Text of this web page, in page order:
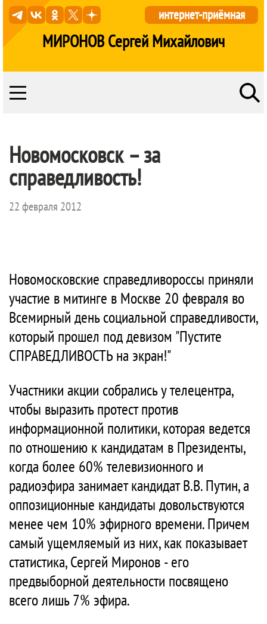
МИРОНОВ Сергей Михайлович
интернет-приёмная
Новомосковск – за
справедливость!
22 февраля 2012
Новомосковские справедливороссы приняли
участие в митинге в Москве 20 февраля во
Всемирный день социальной справедливости,
который прошел под девизом "Пустите
СПРАВЕДЛИВОСТЬ на экран!"
Участники акции собрались у телецентра,
чтобы выразить протест против
информационной политики, которая ведется
по отношению к кандидатам в Президенты,
когда более 60% телевизионного и
радиоэфира занимает кандидат В.В. Путин, а
оппозиционные кандидаты довольствуются
менее чем 10% эфирного времени. Причем
самый ущемляемый из них, как показывает
статистика, Сергей Миронов - его
предвыборной деятельности посвящено
всего лишь 7% эфира.